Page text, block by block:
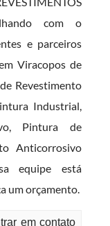
com o
e parceiros
Viracopos de
Revestimento
Industrial,
Pintura de
Anticorrosivo
equipe está
um orçamento.
em contato